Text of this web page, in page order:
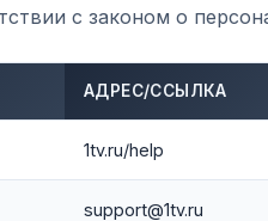
с законом о
АДРЕС/ССЫЛКА
1tv.ru/help
support@1tv.ru